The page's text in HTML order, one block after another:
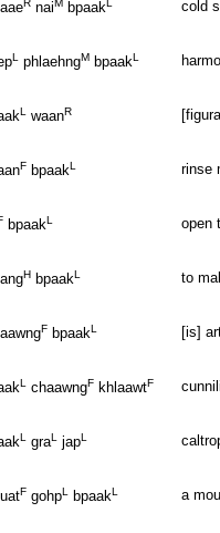
R naiM bpaakL cold
L phlaehngM bpaakL
L waanR
F bpaakL rinse
bpaakL open
H bpaakL to
F bpaakL [is]
L chaawngF khlaawtF
L graL japL
F gohpL bpaakL a